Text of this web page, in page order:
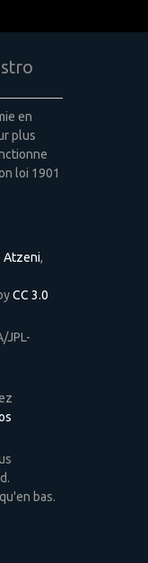
en
plus
loi 1901
Atzeni,
CC 3.0
JPL-
bas.